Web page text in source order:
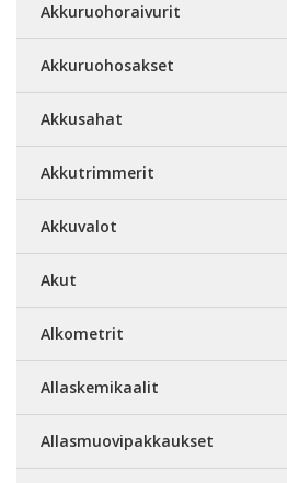
Akkuruohoraivurit
Akkuruohosakset
Akkusahat
Akkutrimmerit
Akkuvalot
Akut
Alkometrit
Allaskemikaalit
Allasmuovipakkaukset